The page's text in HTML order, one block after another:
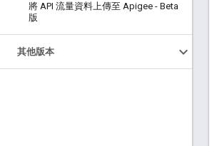
將 API 流量資料上傳至 Apigee - Beta
版
其他版本